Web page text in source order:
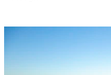
Bildspel
med
bilder